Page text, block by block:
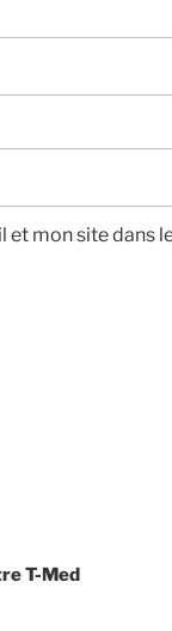
et mon site
T-Med